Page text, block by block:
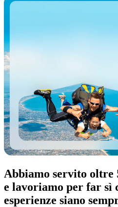
Abbiamo servito
e lavoriamo per far sì
esperienze siano